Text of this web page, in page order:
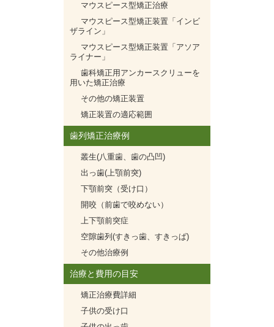
マウスピース型矯正治療
マウスピース型矯正装置「インビ
ザライン」
マウスピース型矯正装置「アソア
ライナー」
歯科矯正用アンカースクリューを
用いた矯正治療
その他の矯正装置
矯正装置の適応範囲
歯列矯正治療例
叢生(八重歯、歯の凸凹)
出っ歯(上顎前突)
下顎前突（受け口）
開咬（前歯で咬めない）
上下顎前突症
空隙歯列(すきっ歯、すきっぱ)
その他治療例
治療と費用の目安
矯正治療費詳細
子供の受け口